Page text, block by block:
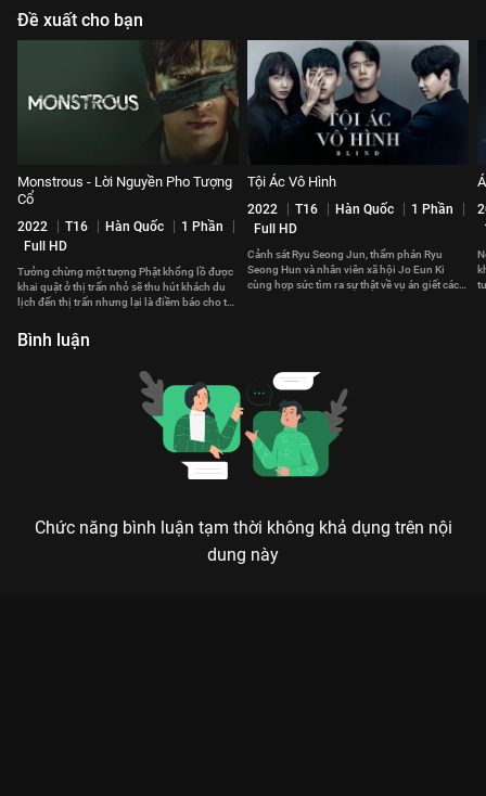
Đề xuất cho bạn
Monstrous - Lời Nguyền Pho Tượng
Cổ
2022 T16 Hàn Quốc
1 Phần
Full HD
Tưởng chừng một tượng Phật khổng lồ được
khai quật ở thị trấn nhỏ sẽ thu hút khách du
lịch đến thị trấn nhưng lại là điềm báo cho tai
Tội Ác Vô Hình
2022 T16 Hàn Quốc
1 Phần
Full HD
Cảnh sát Ryu Seong Jun, thẩm phán Ryu
Seong Hun và nhân viên xã hội Jo Eun Ki
cùng hợp sức tìm ra sự thật về vụ án giết các
Bình luận
Chức năng bình luận tạm thời không khả dụng trên nội
dung này